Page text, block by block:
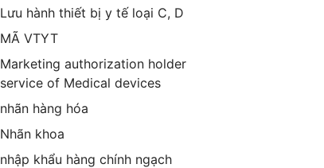
Lưu hành thiết bị y tế loại C, D
MÃ VTYT
Marketing authorization holder
service of Medical devices
nhãn hàng hóa
Nhãn khoa
nhập khẩu hàng chính ngạch